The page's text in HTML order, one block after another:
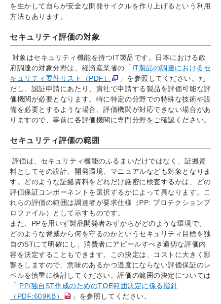
を生かして自らが安全な開発サイクルを作り上げるという利用
方法もあります。
セキュリティ評価の対象
対象はセキュリティ機能を持つIT製品です。日本における政
府調達の対象分野は、経済産業省の「 IT製品の調達におけるセ
キュリティ要件リスト（PDF）
」を参照してください。た
だし、認証申請にあたり、貴社で申請する製品を評価可能な評
価機関が必要となります。特に特定の分野での特殊な技術や設
備を必要とするような場合、評価機関が対応できない場合があ
りますので、事前に各評価機関に専門分野をご確認ください。
セキュリティ評価の範囲
評価は、セキュリティ機能のふるまいだけではなく、証拠資
料としてその設計、開発環境、マニュアルなども対象となりま
す。どのような証拠資料をどれだけ厳密に検査するかは、どの
評価保証コンポーネントを選択するかによって異なります。こ
れらの評価の範囲は調達者が要求仕様（PP: プロテクションプ
ロファイル）として示すものです。
また、PPを用いず製品開発者みずからがどのような環境で、
どのような脅威から何を守るのかというセキュリティ目標を独
自のSTにて明確にし、消費者にアピールすべき適切な評価内
容を決定することもできます。この決定は、コストに大きく影
響をしますので、意味のあるかつ過度にならない評価保証のレ
ベルを慎重に検討してください。評価の範囲の決定については
「 PP/独自ST作成のためのTOE範囲決定に係る指針
（PDF:609KB）
」を参照してください。